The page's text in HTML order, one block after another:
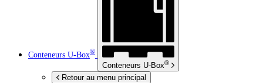
Conteneurs U-Box®
Conteneurs U-Box®
Retour au menu principal